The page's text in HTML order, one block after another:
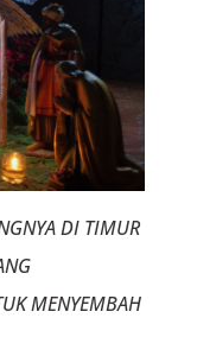
DI TIMUR
MENYEMBAH